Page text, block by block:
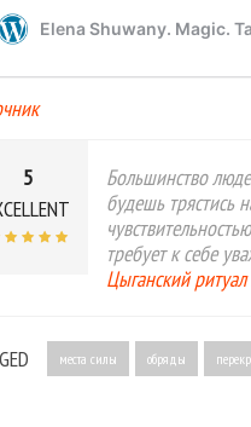
5
Большинство
будешь трястись
требует к себе
Цыганский
места силы обряды